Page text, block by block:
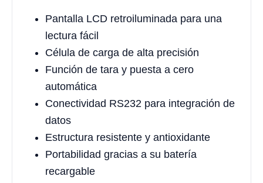
Pantalla LCD retroiluminada para una
lectura fácil
Célula de carga de alta precisión
Función de tara y puesta a cero
automática
Conectividad RS232 para integración de
datos
Estructura resistente y antioxidante
Portabilidad gracias a su batería
recargable